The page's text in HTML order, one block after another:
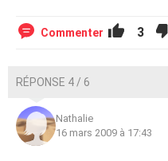
Commenter 3
RÉPONSE 4 / 6
Nathalie
16 mars 2009 à 17:43